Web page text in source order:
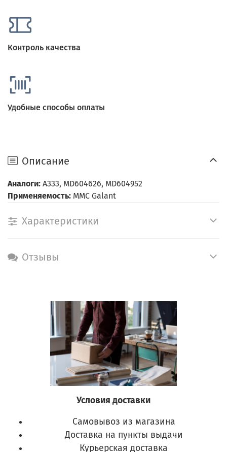
Контроль качества
Удобные способы оплаты
Описание
Аналоги: A333, MD604626, MD604952
Применяемость: MMC Galant
Характеристики
Отзывы
Условия доставки
Самовывоз из магазина
Доставка на пункты выдачи
Курьерская доставка